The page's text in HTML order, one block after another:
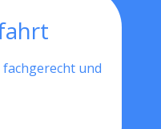
und